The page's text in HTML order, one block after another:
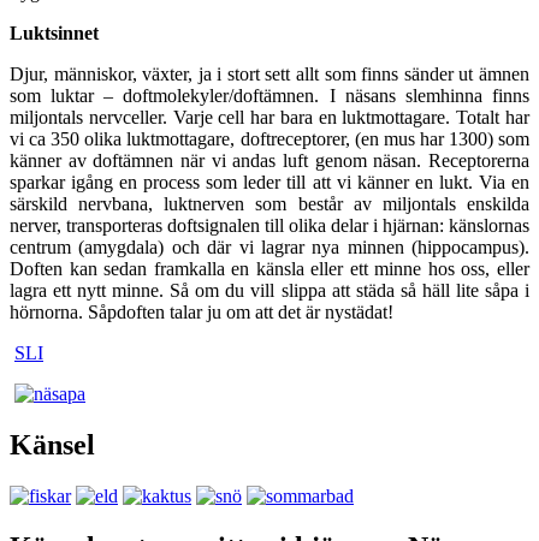
Luktsinnet
Djur, människor, växter, ja i stort sett allt som finns sänder ut ämnen
som luktar – doftmolekyler/doftämnen. I näsans slemhinna finns
miljontals nervceller. Varje cell har bara en luktmottagare. Totalt har
vi ca 350 olika luktmottagare, doftreceptorer, (en mus har 1300) som
känner av doftämnen när vi andas luft genom näsan. Receptorerna
sparkar igång en process som leder till att vi känner en lukt. Via en
särskild nervbana, luktnerven som består av miljontals enskilda
nerver, transporteras doftsignalen till olika delar i hjärnan: känslornas
centrum (amygdala) och där vi lagrar nya minnen (hippocampus).
Doften kan sedan framkalla en känsla eller ett minne hos oss, eller
lagra ett nytt minne. Så om du vill slippa att städa så häll lite såpa i
hörnorna. Såpdoften talar ju om att det är nystädat!
SLI
Känsel